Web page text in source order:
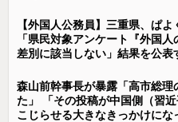
【外国人公務員】三重県、ぱ
「県民対象アンケート『外国
差別に該当しない」結果を公表
森山前幹事長が暴露「高市総
た」 「その投稿が中国側（習
こじらせる大きなきっかけにな